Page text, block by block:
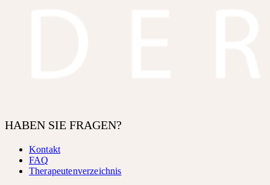
HABEN SIE FRAGEN?
Kontakt
FAQ
Therapeutenverzeichnis